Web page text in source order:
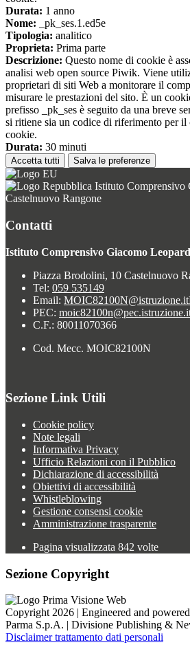
Durata: 1 anno
Nome: _pk_ses.1.ed5e
Tipologia: analitico
Proprieta: Prima parte
Descrizione: Questo nome di cookie è
analisi web open source Piwik. Viene
proprietari di siti Web a monitorare il
misurare le prestazioni del sito. È un
prefisso _pk_ses è seguito da una breve
si ritiene sia un codice di riferimento per
cookie.
Durata: 30 minuti
Accetta tutti Salva le preferenze
Istituto Comprensivo
Castelnuovo Rangone
Contatti
Istituto Comprensivo Giacomo
Piazza Brodolini, 10 Castelnuovo
Tel: 059 535149
Email: MOIC82100N@istruzione.it
PEC:
C.F.: 80011070366
Cod. Mecc. MOIC82100N
Sezione Link Utili
Cookie policy
Note legali
Informativa Privacy
Ufficio Relazioni con il Pubblico
Dichiarazione di accessibilità
Obiettivi di accessibilità
Whistleblowing
Gestione consensi cookie
Amministrazione trasparente
Pagina visualizzata 842 volte
Sezione Copyright
Copyright 2026 | Engineered and
Parma S.p.A. | Divisione Publishing &
Disclaimer trattamento dati personali